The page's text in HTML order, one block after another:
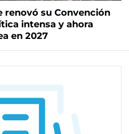
renovó su Convención
intensa y ahora
en 2027